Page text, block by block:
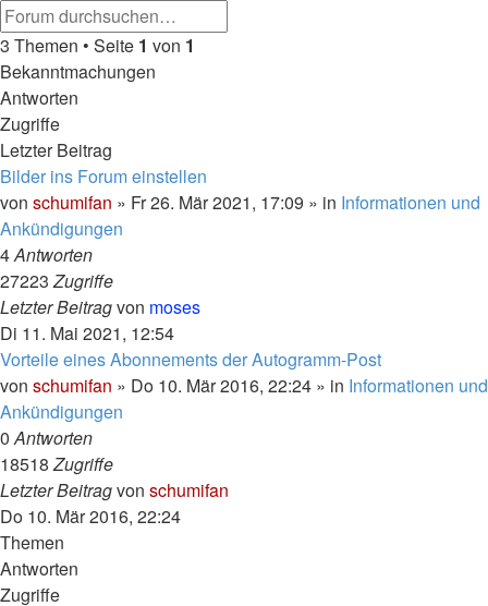
3 Themen • Seite 1 von 1
Bekanntmachungen
Antworten
Zugriffe
Letzter Beitrag
Bilder ins Forum einstellen
von schumifan » Fr 26. Mär 2021, 17:09 » in Informationen und
Ankündigungen
4Antworten
27223Zugriffe
Letzter Beitragvon moses
Di 11. Mai 2021, 12:54
Vorteile eines Abonnements der Autogramm-Post
von schumifan » Do 10. Mär 2016, 22:24 » in Informationen und
Ankündigungen
0Antworten
18518Zugriffe
Letzter Beitragvon schumifan
Do 10. Mär 2016, 22:24
Themen
Antworten
Zugriffe